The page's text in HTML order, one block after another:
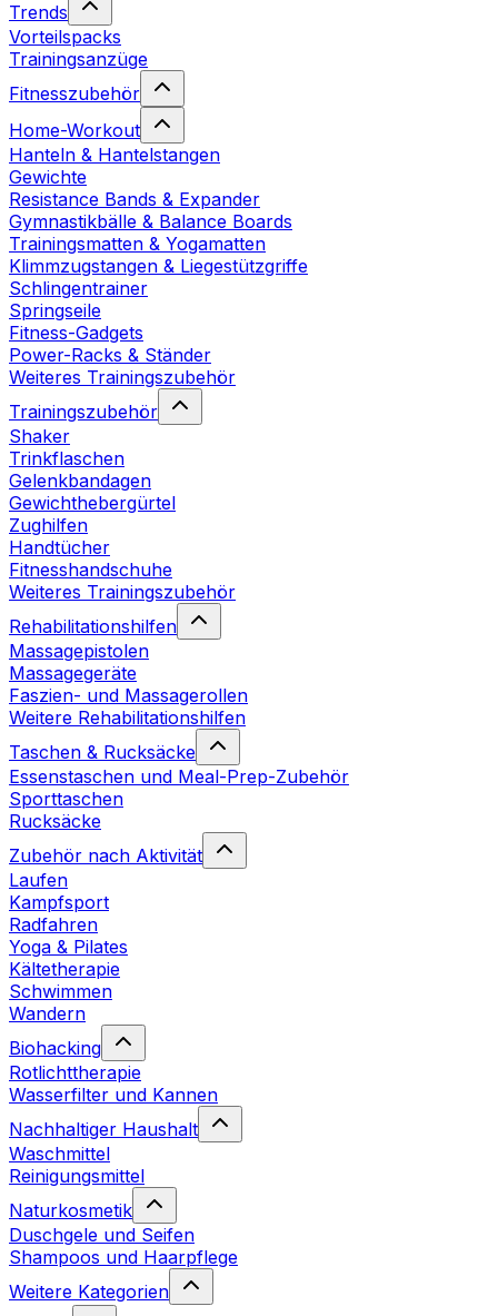
Trends
Vorteilspacks
Trainingsanzüge
Fitnesszubehör
Home-Workout
Hanteln & Hantelstangen
Gewichte
Resistance Bands & Expander
Gymnastikbälle & Balance Boards
Trainingsmatten & Yogamatten
Klimmzugstangen & Liegestützgriffe
Schlingentrainer
Springseile
Fitness-Gadgets
Power-Racks & Ständer
Weiteres Trainingszubehör
Trainingszubehör
Shaker
Trinkflaschen
Gelenkbandagen
Gewichthebergürtel
Zughilfen
Handtücher
Fitnesshandschuhe
Weiteres Trainingszubehör
Rehabilitationshilfen
Massagepistolen
Massagegeräte
Faszien- und Massagerollen
Weitere Rehabilitationshilfen
Taschen & Rucksäcke
Essenstaschen und Meal-Prep-Zubehör
Sporttaschen
Rucksäcke
Zubehör nach Aktivität
Laufen
Kampfsport
Radfahren
Yoga & Pilates
Kältetherapie
Schwimmen
Wandern
Biohacking
Rotlichttherapie
Wasserfilter und Kannen
Nachhaltiger Haushalt
Waschmittel
Reinigungsmittel
Naturkosmetik
Duschgele und Seifen
Shampoos und Haarpflege
Weitere Kategorien